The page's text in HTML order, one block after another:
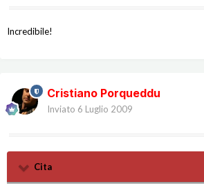
Incredibile!
Cristiano Porqueddu
Inviato 6 Luglio 2009
Cita